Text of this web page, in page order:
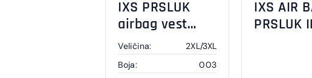
IXS PRSLUK
airbag vest
IPRO 1.0black
2XL/3XL
Veličina:
2XL/3XL
Boja:
003
IXS AIR
PRSLUK